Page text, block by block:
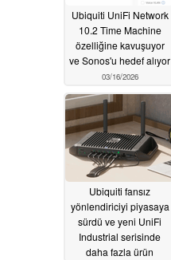
Ubiquiti UniFi Network
10.2 Time Machine
özelliğine kavuşuyor
ve Sonos'u hedef alıyor
03/16/2026
Ubiquiti fansız
yönlendiriciyi piyasaya
sürdü ve yeni UniFi
Industrial serisinde
daha fazla ürün